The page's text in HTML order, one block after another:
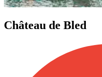
Château de Bled